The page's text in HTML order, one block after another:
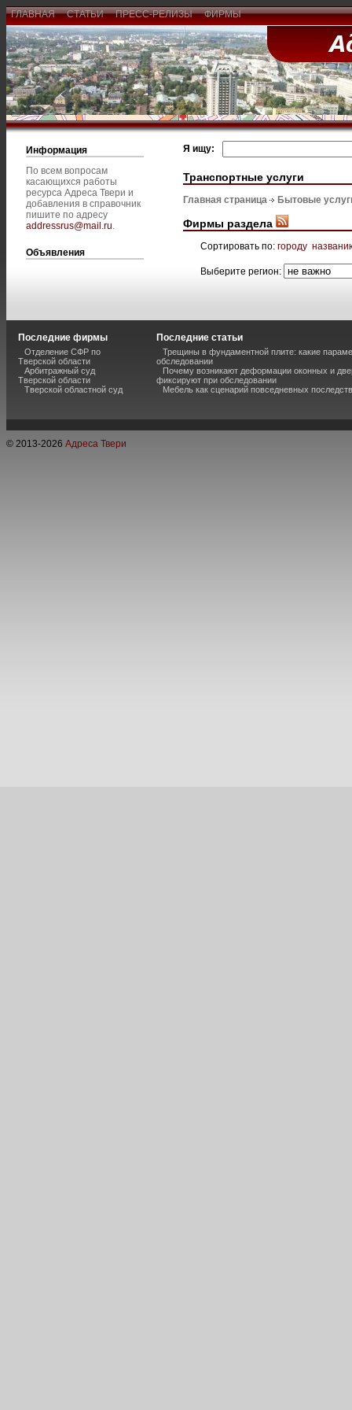
ГЛАВНАЯ СТАТЬИ ПРЕСС-РЕЛИЗЫ ФИРМЫ
Информация
По всем вопросам
касающихся работы
ресурса Адреса Твери и
добавления в справочник
пишите по адресу
addressrus@mail.ru.
Объявления
Я ищу:
Транспортные услуги
Главная страница Бытовые
Фирмы раздела
Сортировать по: городу
Выберите регион:
Последние фирмы
Отделение СФР по
Тверской области
Арбитражный суд
Тверской области
Тверской областной суд
Последние статьи
Трещины в фундаментной плите: какие
обследовании
Почему возникают деформации оконных и
фиксируют при обследовании
Мебель как сценарий повседневных
© 2013-2026 Адреса Твери